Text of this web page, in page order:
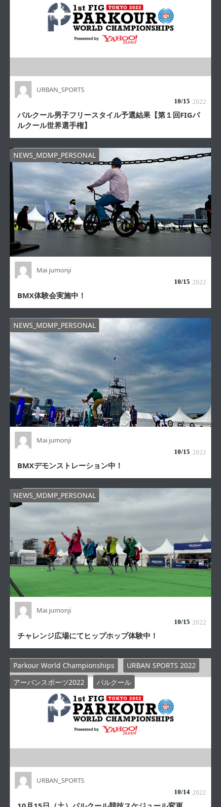
URBAN_SPORTS
10/15 2022
パルクール男子フリースタイル予選結果【第１回FIGパ
ルクール世界選手権】
NEWS_MDMP_PERSONAL
Mai jumonji
10/15 2022
BMX体験会実施中！
NEWS_MDMP_PERSONAL
Mai jumonji
10/15 2022
BMXデモンストレーション中！
NEWS_MDMP_PERSONAL
Mai jumonji
10/15 2022
チャレンジ広場にてヒップホップ体験中！
Parkour World Championships
URBAN SPORTS 2022
アーバンスポーツ2022
パルクール
URBAN_SPORTS
10/14 2022